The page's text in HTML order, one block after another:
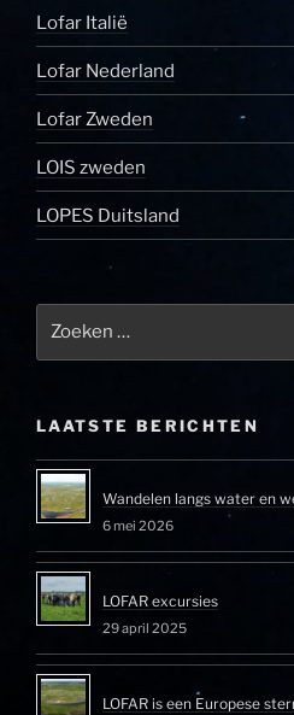
Lofar Italië
Lofar Nederland
Lofar Zweden
LOIS zweden
LOPES Duitsland
LAATSTE BERICHTEN
Wandelen langs water en
6 mei 2026
LOFAR excursies
29 april 2025
LOFAR is een Europese